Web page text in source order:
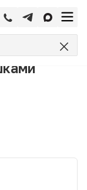
Короб